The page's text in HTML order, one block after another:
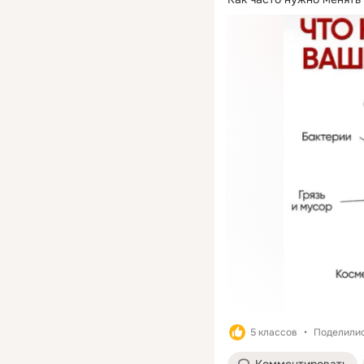
5 классов